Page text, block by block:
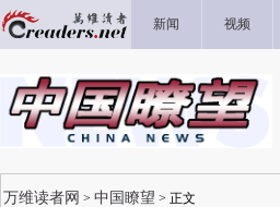
新闻 视频
万维读者网 > 中国瞭望 > 正文